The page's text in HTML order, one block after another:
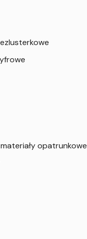
opatrunkowe